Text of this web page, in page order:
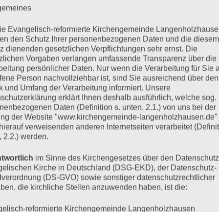
MoMontag
Di
2727.
Juli
28
33.
August
2026
44.
10 10.
August
2026
1717.
August
2026
18
2424.
August
25
3131.
11.
Evangelisch-reformierte Kirchengemeinde
den Schutz Ihrer personenbezogenen Daten und die diesem
dienenden gesetzlichen Verpflichtungen sehr ernst. Die
Vorgaben verlangen umfassende Transparenz über die
persönlicher Daten. Nur wenn die Verarbeitung für Sie
Person nachvollziehbar ist, sind Sie ausreichend über
und Umfang der Verarbeitung informiert. Unsere
erklärt Ihnen deshalb ausführlich, welche sog.
Daten (Definition s. unten, 2.1.) von uns bei der
der Website "www.kirchengemeinde-
verweisenden anderen Internetseiten verarbeitet
2.2.) werden.
im Sinne des Kirchengesetzes über den
Kirche in Deutschland (DSG-EKD), der Datenschutz-
(DS-GVO) sowie sonstiger datenschutzrechtlicher
die kirchliche Stellen anzuwenden haben, ist die:
reformierte Kirchengemeinde Langenholzhausen